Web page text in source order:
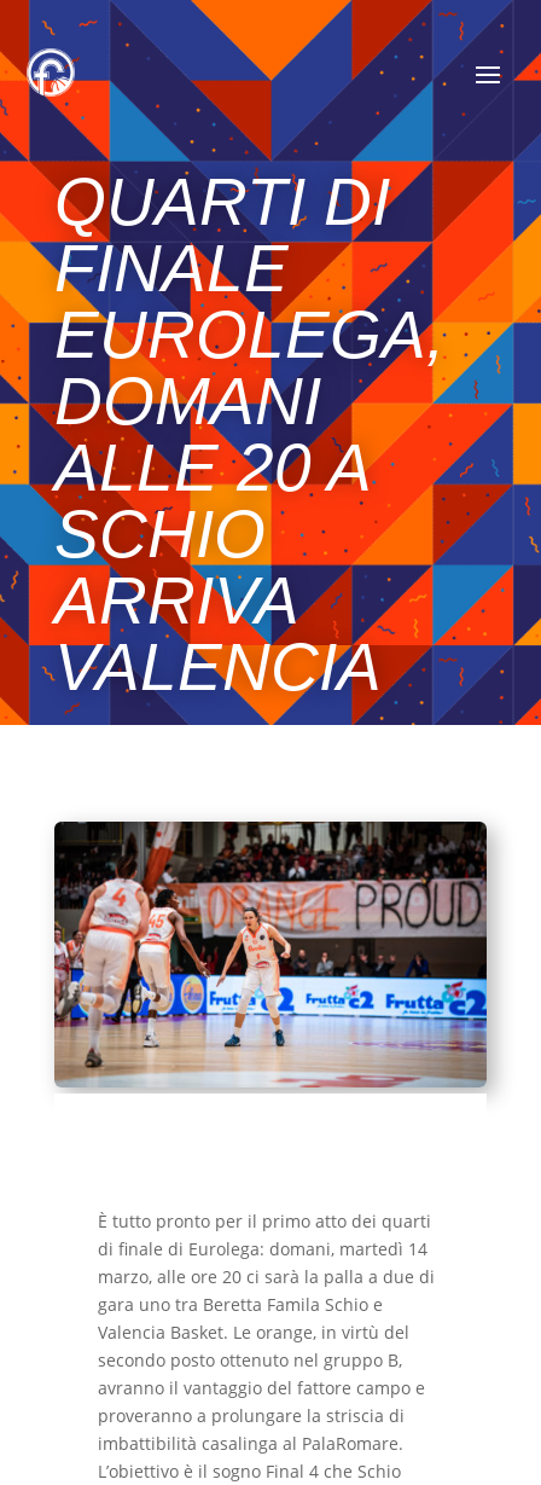
QUARTI DI
FINALE
EUROLEGA,
DOMANI
ALLE 20 A
SCHIO
ARRIVA
VALENCIA
È tutto pronto per il primo atto dei quarti
di finale di Eurolega: domani, martedì 14
marzo, alle ore 20 ci sarà la palla a due di
gara uno tra Beretta Famila Schio e
Valencia Basket. Le orange, in virtù del
secondo posto ottenuto nel gruppo B,
avranno il vantaggio del fattore campo e
proveranno a prolungare la striscia di
imbattibilità casalinga al PalaRomare.
L’obiettivo è il sogno Final 4 che Schio